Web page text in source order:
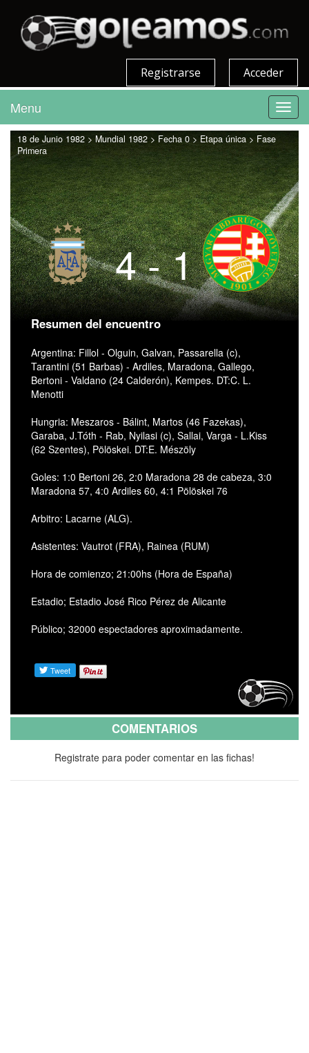
Acceder
Registrarse
Menu
18 de Junio 1982 > Mundial 1982 > Fecha 0 > Etapa única > Fase
Primera
4 - 1
Resumen del encuentro
Argentina: Fillol - Olguin, Galvan, Passarella (c),
Tarantini (51 Barbas) - Ardiles, Maradona, Gallego,
Bertoni - Valdano (24 Calderón), Kempes. DT:C. L.
Menotti
Hungria: Meszaros - Bálint, Martos (46 Fazekas),
Garaba, J.Tóth - Rab, Nyilasi (c), Sallai, Varga - L.Kiss
(62 Szentes), Pölöskei. DT:E. Mészöly
Goles: 1:0 Bertoni 26, 2:0 Maradona 28 de cabeza, 3:0
Maradona 57, 4:0 Ardiles 60, 4:1 Pölöskei 76
Arbitro: Lacarne (ALG).
Asistentes: Vautrot (FRA), Rainea (RUM)
Hora de comienzo; 21:00hs (Hora de España)
Estadio; Estadio José Rico Pérez de Alicante
Público; 32000 espectadores aproximadamente.
COMENTARIOS
Registrate para poder comentar en las fichas!